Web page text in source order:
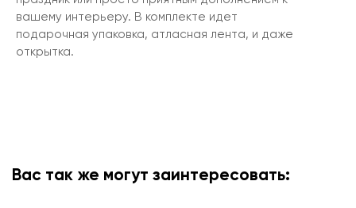
вашему интерьеру. В комплекте идет
подарочная упаковка, атласная лента, и даже
открытка.
Вас так же могут заинтересовать: